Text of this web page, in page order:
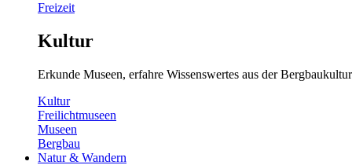
Freizeit
Kultur
Erkunde Museen, erfahre Wissenswertes aus der
Kultur
Freilichtmuseen
Museen
Bergbau
Natur & Wandern